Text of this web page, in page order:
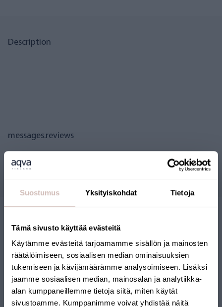
Suostumus Yksityiskohdat Tietoja
Tämä sivusto käyttää evästeitä
Käytämme evästeitä tarjoamamme sisällön ja mainosten
räätälöimiseen, sosiaalisen median ominaisuuksien
tukemiseen ja kävijämäärämme analysoimiseen. Lisäksi
jaamme sosiaalisen median, mainosalan ja analytiikka-
alan kumppaneillemme tietoja siitä, miten käytät
sivustoamme. Kumppanimme voivat yhdistää näitä
Description
messages.reviews
Questions
BOUTIQUE EN LIGNE